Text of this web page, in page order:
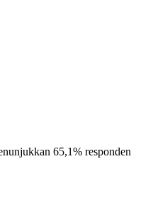
65,1% responden